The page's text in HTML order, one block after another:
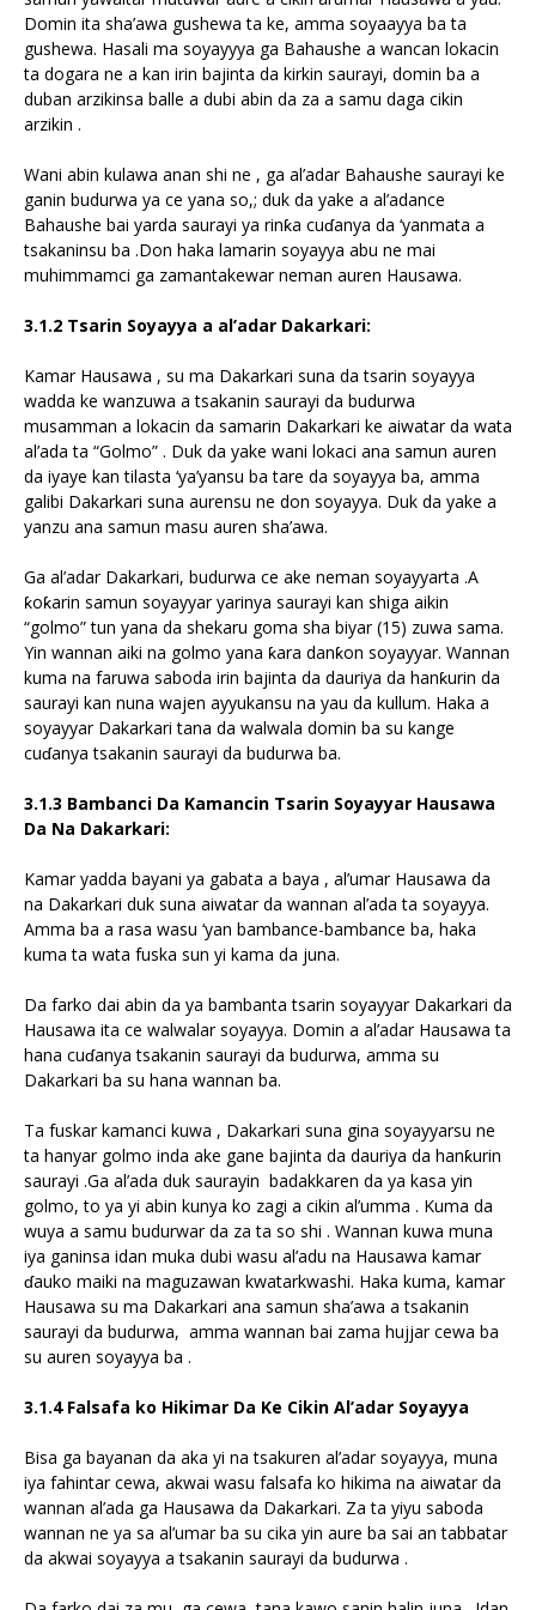
Domin ita sha’awa gushewa ta ke, amma soyaayya ba ta
gushewa. Hasali ma soyayyya ga Bahaushe a wancan lokacin
ta dogara ne a kan irin bajinta da kirkin saurayi, domin ba a
duban arzikinsa balle a dubi abin da za a samu daga cikin
arzikin .
Wani abin kulawa anan shi ne , ga al’adar Bahaushe saurayi ke
ganin budurwa ya ce yana so,; duk da yake a al’adance
Bahaushe bai yarda saurayi ya rinƙa cuɗanya da ‘yanmata a
tsakaninsu ba .Don haka lamarin soyayya abu ne mai
muhimmamci ga zamantakewar neman auren Hausawa.
3.1.2 Tsarin Soyayya a al’adar Dakarkari:
Kamar Hausawa , su ma Dakarkari suna da tsarin soyayya
wadda ke wanzuwa a tsakanin saurayi da budurwa
musamman a lokacin da samarin Dakarkari ke aiwatar da wata
al’ada ta “Golmo” . Duk da yake wani lokaci ana samun auren
da iyaye kan tilasta ‘ya’yansu ba tare da soyayya ba, amma
galibi Dakarkari suna aurensu ne don soyayya. Duk da yake a
yanzu ana samun masu auren sha’awa.
Ga al’adar Dakarkari, budurwa ce ake neman soyayyarta .A
ƙoƙarin samun soyayyar yarinya saurayi kan shiga aikin
“golmo” tun yana da shekaru goma sha biyar (15) zuwa sama.
Yin wannan aiki na golmo yana ƙara danƙon soyayyar. Wannan
kuma na faruwa saboda irin bajinta da dauriya da hanƙurin da
saurayi kan nuna wajen ayyukansu na yau da kullum. Haka a
soyayyar Dakarkari tana da walwala domin ba su kange
cuɗanya tsakanin saurayi da budurwa ba.
3.1.3 Bambanci Da Kamancin Tsarin Soyayyar Hausawa
Da Na Dakarkari:
Kamar yadda bayani ya gabata a baya , al’umar Hausawa da
na Dakarkari duk suna aiwatar da wannan al’ada ta soyayya.
Amma ba a rasa wasu ‘yan bambance-bambance ba, haka
kuma ta wata fuska sun yi kama da juna.
Da farko dai abin da ya bambanta tsarin soyayyar Dakarkari da
Hausawa ita ce walwalar soyayya. Domin a al’adar Hausawa ta
hana cuɗanya tsakanin saurayi da budurwa, amma su
Dakarkari ba su hana wannan ba.
Ta fuskar kamanci kuwa , Dakarkari suna gina soyayyarsu ne
ta hanyar golmo inda ake gane bajinta da dauriya da hanƙurin
saurayi .Ga al’ada duk saurayin badakkaren da ya kasa yin
golmo, to ya yi abin kunya ko zagi a cikin al’umma . Kuma da
wuya a samu budurwar da za ta so shi . Wannan kuwa muna
iya ganinsa idan muka dubi wasu al’adu na Hausawa kamar
ɗauko maiki na maguzawan kwatarkwashi. Haka kuma, kamar
Hausawa su ma Dakarkari ana samun sha’awa a tsakanin
saurayi da budurwa, amma wannan bai zama hujjar cewa ba
su auren soyayya ba .
3.1.4 Falsafa ko Hikimar Da Ke Cikin Al’adar Soyayya
Bisa ga bayanan da aka yi na tsakuren al’adar soyayya, muna
iya fahintar cewa, akwai wasu falsafa ko hikima na aiwatar da
wannan al’ada ga Hausawa da Dakarkari. Za ta yiyu saboda
wannan ne ya sa al’umar ba su cika yin aure ba sai an tabbatar
da akwai soyayya a tsakanin saurayi da budurwa .